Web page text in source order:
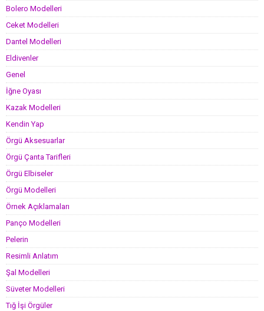
Bolero Modelleri
Ceket Modelleri
Dantel Modelleri
Eldivenler
Genel
İğne Oyası
Kazak Modelleri
Kendin Yap
Örgü Aksesuarlar
Örgü Çanta Tarifleri
Örgü Elbiseler
Örgü Modelleri
Örnek Açıklamaları
Panço Modelleri
Pelerin
Resimli Anlatım
Şal Modelleri
Süveter Modelleri
Tığ İşi Örgüler